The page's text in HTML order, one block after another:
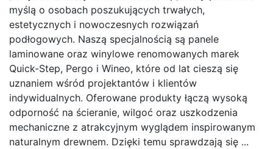
myślą o osobach poszukujących trwałych,
estetycznych i nowoczesnych rozwiązań
podłogowych. Naszą specjalnością są panele
laminowane oraz winylowe renomowanych marek
Quick-Step, Pergo i Wineo, które od lat cieszą się
uznaniem wśród projektantów i klientów
indywidualnych. Oferowane produkty łączą wysoką
odporność na ścieranie, wilgoć oraz uszkodzenia
mechaniczne z atrakcyjnym wyglądem inspirowanym
naturalnym drewnem. Dzięki temu sprawdzają się ...